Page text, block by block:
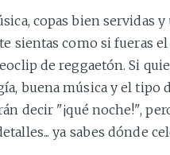
copas bien servidas
sientas como si fueras
de reggaetón. Si
buena música y el tipo
decir "¡qué noche!",
ya sabes dónde